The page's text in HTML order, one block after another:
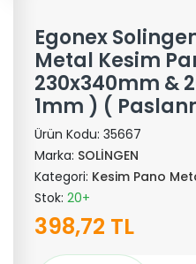
Egonex
Metal Kesim
230x340mm &
1mm ) (
Ürün Kodu: 35667
Marka: SOLİNGEN
Kategori: Kesim Pano
Stok: 20+
398,72 TL